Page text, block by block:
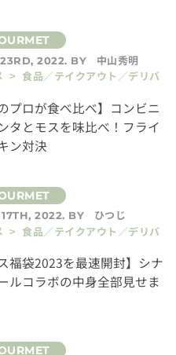
2022. BY
中山秀明
> 食品／テイクアウト／デリバ
のプロが食べ比べ】コンビニ
タとモスを味比べ！フライ
ン対決
2022. BY
ひつじ
> 食品／テイクアウト／デリバ
ス福袋2023を最速開封】シナ
ルコラボの中身全部見せま